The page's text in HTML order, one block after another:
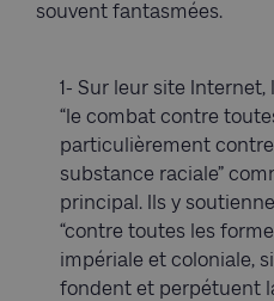
souvent fantasmées.
1- Sur leur site
“le combat contre
particulièrement
substance raciale”
principal. Ils y
“contre toutes les
impériale et coloniale,
fondent et perpétuent